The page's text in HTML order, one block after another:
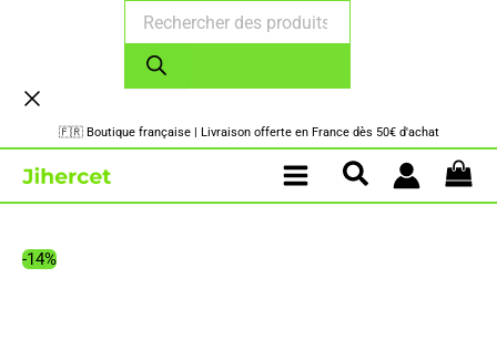
produits
🇫🇷 Boutique française | Livraison offerte en France dès 50€ d'achat
-14%